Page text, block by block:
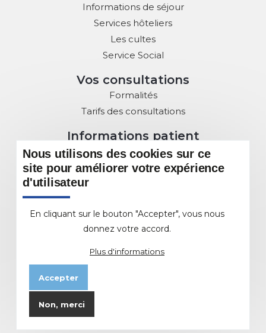
Informations de séjour
Services hôteliers
Les cultes
Service Social
Vos consultations
Formalités
Tarifs des consultations
Informations patient
Droits des Patients
Charte de la Laïcité
Commission des usagers
Sous Commissions au service du patient
DMP : Dossier Médical Partagé
Les différents Pôles et Services
Etablissement d'Hébergement de Personnes
Nous utilisons des cookies sur ce
site pour améliorer votre expérience
d'utilisateur
En cliquant sur le bouton "Accepter", vous nous
donnez votre accord.
Plus d'informations
Accepter
Non, merci